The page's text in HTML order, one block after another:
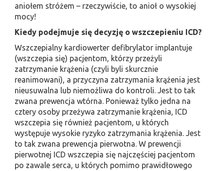
aniołem stróżem – rzeczywiście, to anioł o wysokiej
mocy!
Kiedy podejmuje się decyzję o wszczepieniu ICD?
Wszczepialny kardiowerter defibrylator implantuje
(wszczepia się) pacjentom, którzy przeżyli
zatrzymanie krążenia (czyli byli skurcznie
reanimowani), a przyczyna zatrzymania krążenia jest
nieusuwalna lub niemożliwa do kontroli. Jest to tak
zwana prewencja wtórna. Ponieważ tylko jedna na
cztery osoby przeżywa zatrzymanie krążenia, ICD
wszczepia się również pacjentom, u których
występuje wysokie ryzyko zatrzymania krążenia. Jest
to tak zwana prewencja pierwotna. W prewencji
pierwotnej ICD wszczepia się najczęściej pacjentom
po zawale serca, u których pomimo prawidłowego